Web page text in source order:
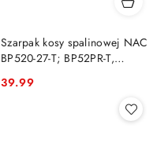
Szarpak kosy spalinowej NAC
BP520-27-T; BP52PR-T,
Cena:
39.99